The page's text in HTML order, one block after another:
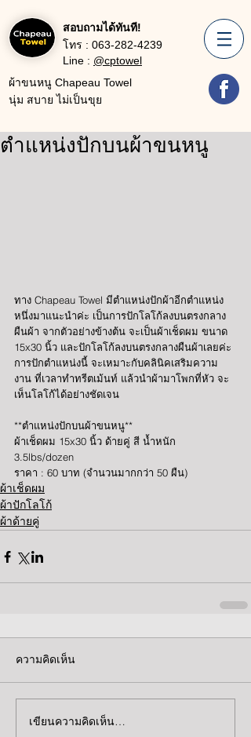
สอบถามได้ทันที!
โทร : 063-282-4239
Line : @cptowel
ผ้าขนหนู Chapeau Towel
นุ่ม สบาย ไม่เป็นขุย
ตำแหน่งปักบนผ้าขนหนู
ทาง Chapeau Towel มีตำแหน่งปักผ้าอีกตำแหน่ง
หนึ่งมาแนะนำค่ะ เป็นการปักโลโก้ลงบนตรงกลาง
ผืนผ้า จากตัวอย่างข้างต้น จะเป็นผ้าเช็ดผม ขนาด
15x30 นิ้ว และปักโลโก้ลงบนตรงกลางผืนผ้าเลยค่ะ
การปักตำแหน่งนี้ จะเหมาะกับคลินิคเสริมความ
งาน ที่เวลาทำทรีตเม้นท์ แล้วนำผ้ามาโพกที่หัว จะ
เห็นโลโก้ได้อย่างชัดเจน
**ตำแหน่งปักบนผ้าขนหนู**
ผ้าเช็ดผม 15x30 นิ้ว ด้ายคู่ สี น้ำหนัก
3.5lbs/dozen
ราคา : 60 บาท (จำนวนมากกว่า 50 ผืน)
ผ้าเช็ดผม
ผ้าปักโลโก้
ผ้าด้ายคู่
ความคิดเห็น
เขียนความคิดเห็น…